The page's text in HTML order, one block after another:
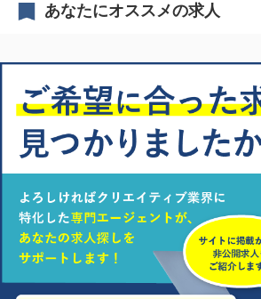
あなたにオススメの求人